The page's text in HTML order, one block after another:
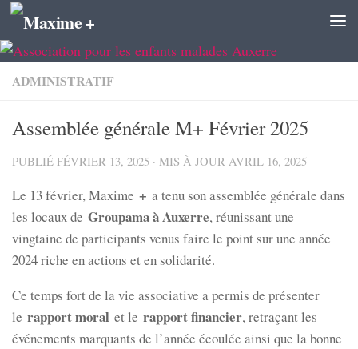
Skip to content
ADMINISTRATIF
Assemblée générale M+ Février 2025
PUBLIÉ FÉVRIER 13, 2025 · MIS À JOUR AVRIL 16, 2025
Le 13 février, Maxime + a tenu son assemblée générale dans
les locaux de Groupama à Auxerre, réunissant une
vingtaine de participants venus faire le point sur une année
2024 riche en actions et en solidarité.
Ce temps fort de la vie associative a permis de présenter
le rapport moral et le rapport financier, retraçant les
événements marquants de l’année écoulée ainsi que la bonne